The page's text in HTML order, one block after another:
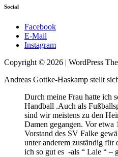
Social
Facebook
E-Mail
Instagram
Copyright © 2026 | WordPress
Andreas Gottke-Haskamp stellt
Durch meine Frau hatte ich
Handball .Auch als
sind wir meistens zu den
Damen gegangen. Vor etwa
Vorstand des SV Falke
unter anderem zuständig
ich so gut es -als “ Laie “ –